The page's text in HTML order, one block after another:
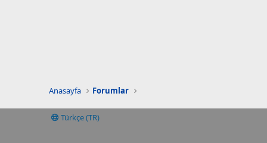
Anasayfa Forumlar
Türkçe (TR)